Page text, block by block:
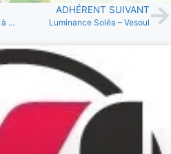
Dumont Habitat et Rénovation à Noidans Les Vesoul
ADHÉRENT SUIVANT
Luminance Soléa – Vesoul